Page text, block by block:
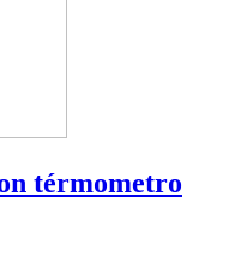
térmometro